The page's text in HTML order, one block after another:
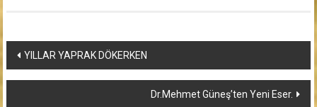
Yazı
dolaşımı
YILLAR YAPRAK DÖKERKEN
Dr.Mehmet Güneş’ten Yeni Eser.